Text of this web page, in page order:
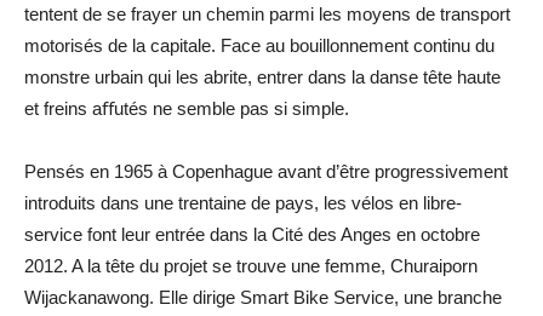
tentent de se frayer un chemin parmi les moyens de transport
motorisés de la capitale. Face au bouillonnement continu du
monstre urbain qui les abrite, entrer dans la danse tête haute
et freins aﬀutés ne semble pas si simple.
Pensés en 1965 à Copenhague avant d’être progressivement
introduits dans une trentaine de pays, les vélos en libre-
service font leur entrée dans la Cité des Anges en octobre
2012. A la tête du projet se trouve une femme, Churaiporn
Wijackanawong. Elle dirige Smart Bike Service, une branche